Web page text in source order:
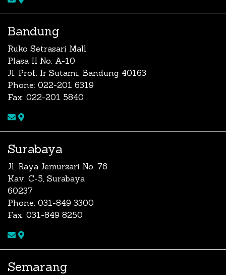
Bandung
Ruko Setrasari Mall
Plasa II No. A-10
Jl. Prof. Ir Sutami, Bandung 40163
Phone: 022-201 6319
Fax: 022-201 5840
Surabaya
Jl. Raya Jemursari No. 76
Kav. C-5, Surabaya
60237
Phone: 031-849 3300
Fax: 031-849 8250
Semarang